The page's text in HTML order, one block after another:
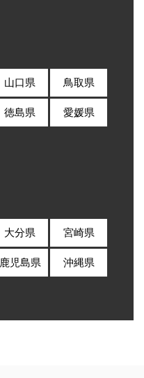
山口県 鳥取県
徳島県 愛媛県
大分県 宮崎県
鹿児島県 沖縄県